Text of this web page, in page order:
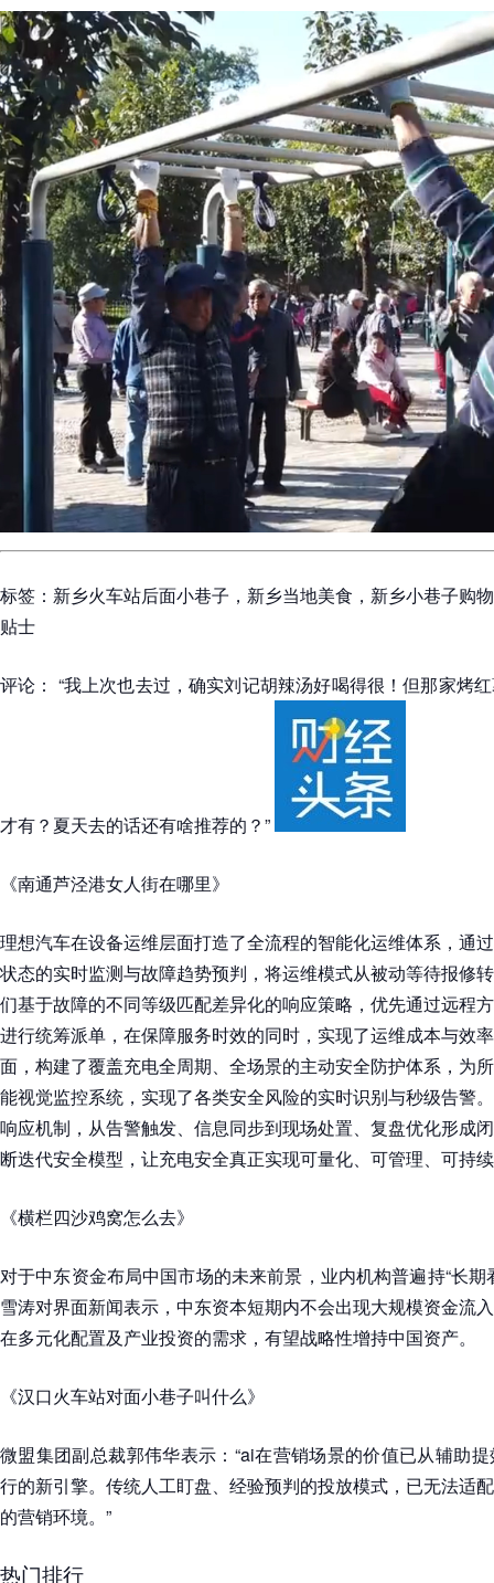
标签：新乡火车站后面小巷子，新乡当地美食，新乡小巷子购
贴士
评论： “我上次也去过，确实刘记胡辣汤好喝得很！但那家烤
才有？夏天去的话还有啥推荐的？”
《南通芦泾港女人街在哪里》
理想汽车在设备运维层面打造了全流程的智能化运维体系，通
状态的实时监测与故障趋势预判，将运维模式从被动等待报修
们基于故障的不同等级匹配差异化的响应策略，优先通过远程
进行统筹派单，在保障服务时效的同时，实现了运维成本与效
面，构建了覆盖充电全周期、全场景的主动安全防护体系，为
能视觉监控系统，实现了各类安全风险的实时识别与秒级告警
响应机制，从告警触发、信息同步到现场处置、复盘优化形成
断迭代安全模型，让充电安全真正实现可量化、可管理、可持
《横栏四沙鸡窝怎么去》
对于中东资金布局中国市场的未来前景，业内机构普遍持“长
雪涛对界面新闻表示，中东资本短期内不会出现大规模资金流
在多元化配置及产业投资的需求，有望战略性增持中国资产。
《汉口火车站对面小巷子叫什么》
微盟集团副总裁郭伟华表示：“ai在营销场景的价值已从辅助
行的新引擎。传统人工盯盘、经验预判的投放模式，已无法适
的营销环境。”
热门排行